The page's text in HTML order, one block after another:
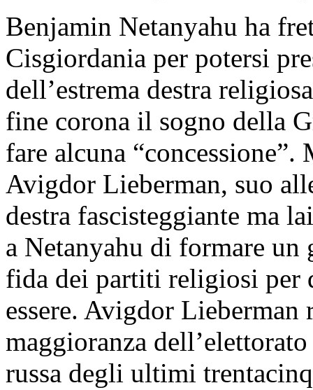
Benjamin Netanyahu ha
Cisgiordania per potersi
dell’estrema destra
fine corona il sogno della
fare alcuna
Avigdor Lieberman, suo
destra fascisteggiante ma
a Netanyahu di formare
fida dei partiti religiosi per
essere. Avigdor Lieberman
maggioranza
russa degli ultimi